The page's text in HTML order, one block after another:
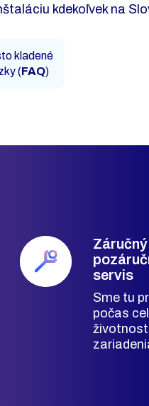
kdekoľvek na
kladené
(FAQ)
servis
Sme tu
počas